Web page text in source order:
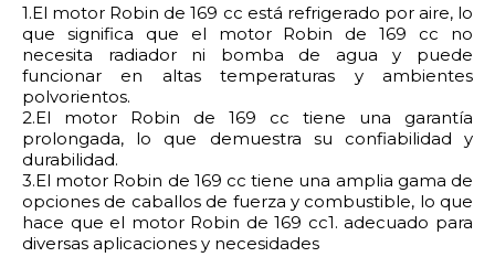
1.El motor Robin de 169 cc está refrigerado por aire, lo
que significa que el motor Robin de 169 cc no
necesita radiador ni bomba de agua y puede
funcionar en altas temperaturas y ambientes
polvorientos.
2.El motor Robin de 169 cc tiene una garantía
prolongada, lo que demuestra su confiabilidad y
durabilidad.
3.El motor Robin de 169 cc tiene una amplia gama de
opciones de caballos de fuerza y ​​combustible, lo que
hace que el motor Robin de 169 cc1. adecuado para
diversas aplicaciones y necesidades